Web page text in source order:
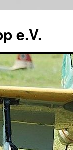
e.V.